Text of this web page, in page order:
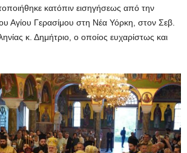
κατόπιν εισηγήσεως από την
Αγίου Γερασίμου στη Νέα Υόρκη, στον Σεβ.
κ. Δημήτριο, ο οποίος ευχαρίστως και